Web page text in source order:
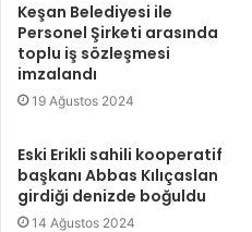
Keşan Belediyesi ile
Personel Şirketi arasında
toplu iş sözleşmesi
imzalandı
19 Ağustos 2024
Eski Erikli sahili kooperatif
başkanı Abbas Kılıçaslan
girdiği denizde boğuldu
14 Ağustos 2024